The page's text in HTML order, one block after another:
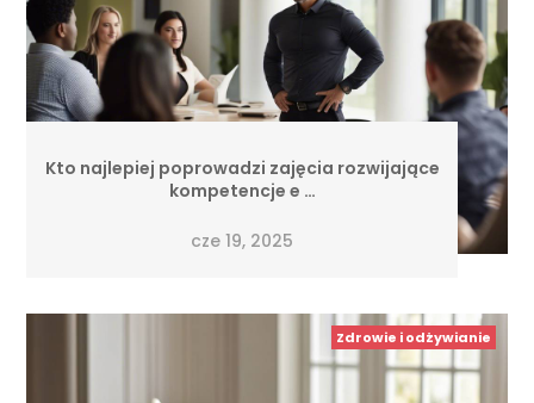
Kto najlepiej poprowadzi zajęcia rozwijające
kompetencje e …
cze 19, 2025
Zdrowie i odżywianie